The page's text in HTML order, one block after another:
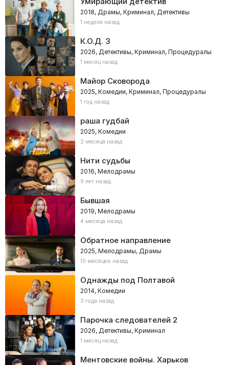
2018, Драмы, Криминал, Детективы
1 неделя назад
К.О.Д. 3
2026, Детективы, Криминал, Процедуралы
1 месяц назад
Майор Сковорода
2025, Комедии, Криминал, Процедуралы
1 год назад
раша гудбай
2025, Комедии
2 месяца назад
Нити судьбы
2016, Мелодрамы
9 лет назад
Бывшая
2019, Мелодрамы
4 месяца назад
Обратное направление
2025, Мелодрамы, Драмы
10 месяцев назад
Однажды под Полтавой
2014, Комедии
3 года назад
Парочка следователей 2
2026, Детективы, Криминал
1 месяц назад
Ментовские войны. Харьков